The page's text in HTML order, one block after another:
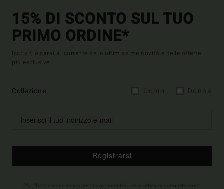
15% DI SCONTO SUL TUO
PRIMO ORDINE*
Iscriviti e sarai al corrente delle ultimissime novità e delle offerte
più esclusive.
Collezione
Registrarsi